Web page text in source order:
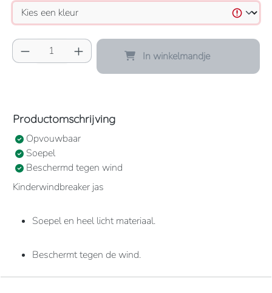
Producthoeveelheid: Voer de gewenste
In winkelmandje
Productomschrijving
Opvouwbaar
Soepel
Beschermd tegen wind
Kinderwindbreaker jas
Soepel en heel licht materiaal.
Beschermt tegen de wind.